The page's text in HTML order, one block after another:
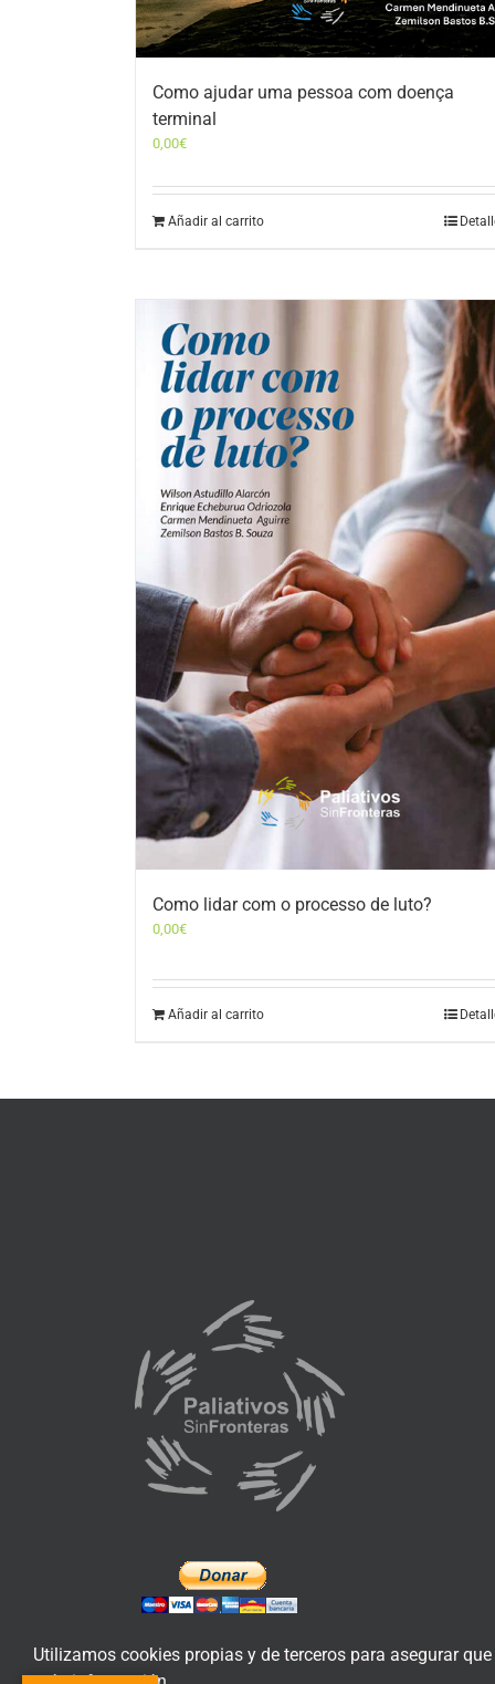
Como ajudar uma pessoa com doença
terminal
0,00€
Añadir al carrito
Como lidar com o processo de luto?
0,00€
Añadir al carrito
Utilizamos cookies propias y de terceros para asegurar